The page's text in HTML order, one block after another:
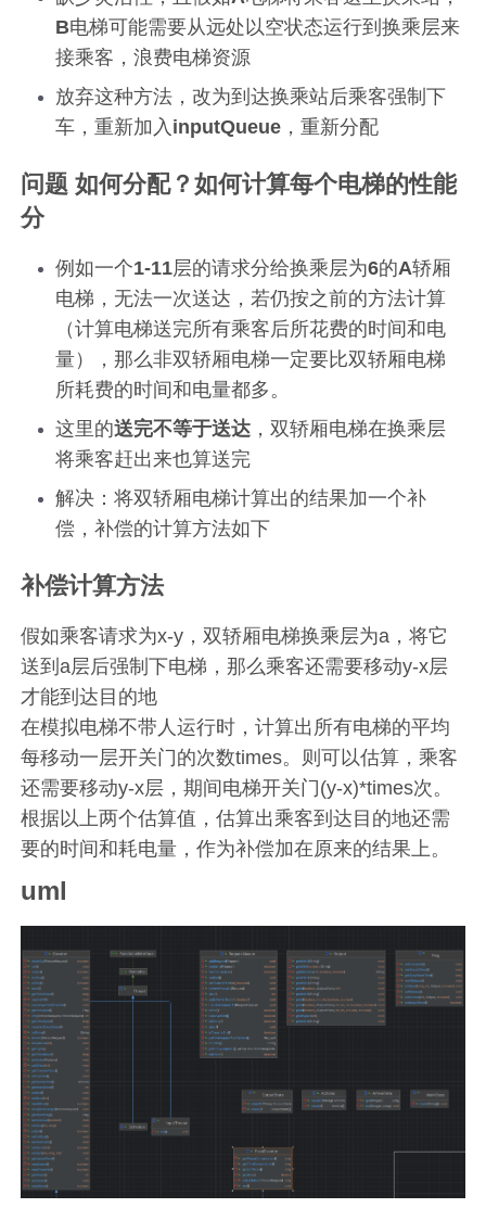
B电梯可能需要从远处以空状态运行到换乘层来
接乘客，浪费电梯资源
放弃这种方法，改为到达换乘站后乘客强制下
车，重新加入 inputQueue ，重新分配
问题 如何分配？如何计算每个电梯的性能
分
例如一个1-11层的请求分给换乘层为6的A轿厢
电梯，无法一次送达，若仍按之前的方法计算
（计算电梯送完所有乘客后所花费的时间和电
量），那么非双轿厢电梯一定要比双轿厢电梯
所耗费的时间和电量都多。
这里的送完不等于送达 ，双轿厢电梯在换乘层
将乘客赶出来也算送完
解决：将双轿厢电梯计算出的结果加一个补
偿，补偿的计算方法如下
补偿计算方法
假如乘客请求为x-y，双轿厢电梯换乘层为a，将它
送到a层后强制下电梯，那么乘客还需要移动y-x层
才能到达目的地
在模拟电梯不带人运行时，计算出所有电梯的平均
每移动一层开关门的次数times。则可以估算，乘客
还需要移动y-x层，期间电梯开关门(y-x)*times次。
根据以上两个估算值，估算出乘客到达目的地还需
要的时间和耗电量，作为补偿加在原来的结果上。
uml